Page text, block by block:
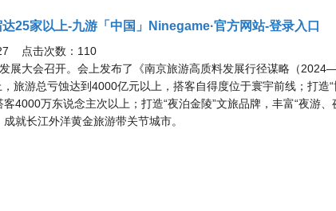
25家以上-九游「中国」Ninegame·官方网站-登录入口
点击次数：110
展大会召开。会上发布了《南京旅游高质料发展行径谋略（
旅游总亏蚀达到4000亿元以上，搭客自得度位于寰宇前线；打造
4000万东说念主次以上；打造“夜泊金陵”文旅品牌，丰富“夜游
就长江外洋黄金旅游带关节城市。